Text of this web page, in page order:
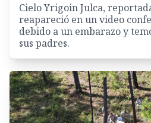
Cielo Yrigoin Julca,
reapareció en un video
debido a un embarazo y
sus padres.